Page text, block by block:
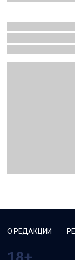
О РЕДАКЦИИ